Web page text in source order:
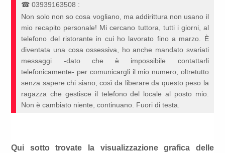
☎03939163508 :
Non solo non so cosa vogliano, ma addirittura non usano il
mio recapito personale! Mi cercano tuttora, tutti i giorni, al
telefono del ristorante in cui ho lavorato fino a marzo. È
diventata una cosa ossessiva, ho anche mandato svariati
messaggi -dato che è impossibile contattarli
telefonicamente- per comunicargli il mio numero, oltretutto
senza sapere chi siano, così da liberare da questo peso la
ragazza che gestisce il telefono del locale al posto mio.
Non è cambiato niente, continuano. Fuori di testa.
Qui sotto trovate la visualizzazione grafica delle